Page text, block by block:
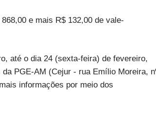
e mais R$ 132,00 de vale-
até o dia 24 (sexta-feira) de fevereiro,
PGE-AM (Cejur - rua Emílio Moreira,
informações por meio dos